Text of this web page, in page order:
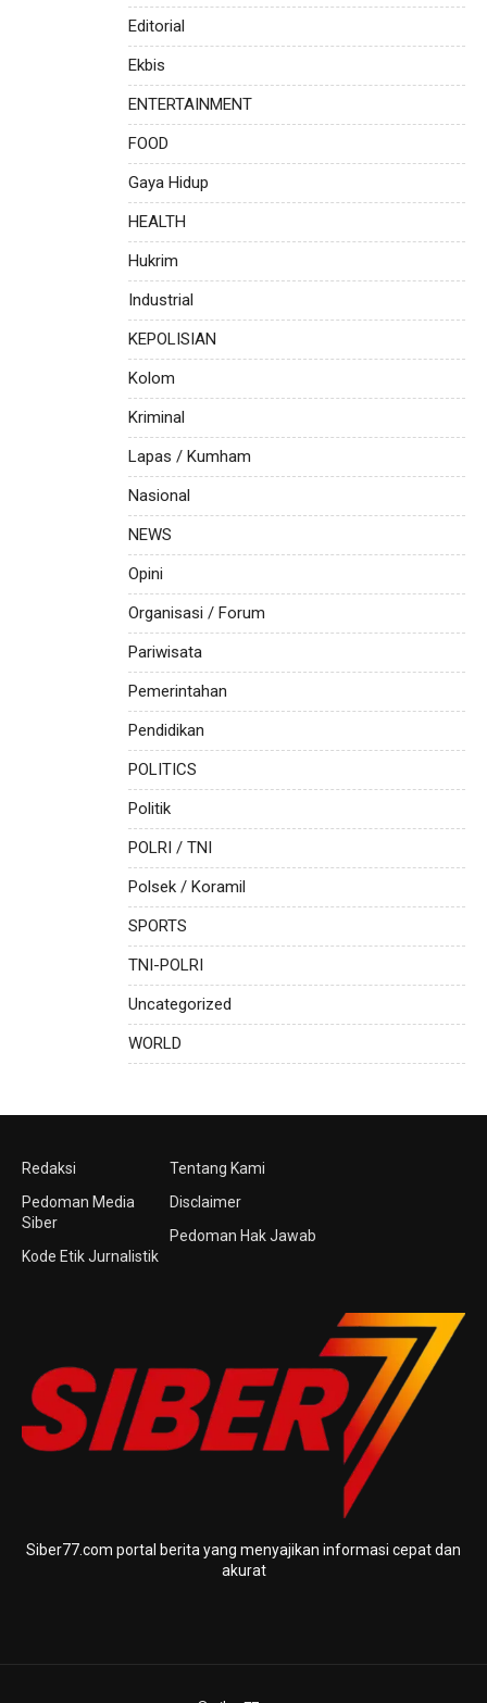
Editorial
Ekbis
ENTERTAINMENT
FOOD
Gaya Hidup
HEALTH
Hukrim
Industrial
KEPOLISIAN
Kolom
Kriminal
Lapas / Kumham
Nasional
NEWS
Opini
Organisasi / Forum
Pariwisata
Pemerintahan
Pendidikan
POLITICS
Politik
POLRI / TNI
Polsek / Koramil
SPORTS
TNI-POLRI
Uncategorized
WORLD
Redaksi
Pedoman Media
Siber
Kode Etik Jurnalistik
Tentang Kami
Disclaimer
Pedoman Hak Jawab
Siber77.com portal berita yang menyajikan informasi cepat dan
akurat